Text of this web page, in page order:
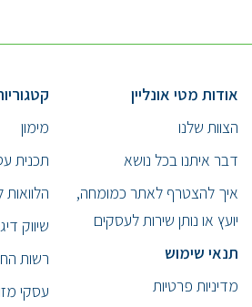
אודות מטי אונליין
הצוות שלנו
דבר איתנו בכל נושא
איך להצטרף לאתר כמומחה,
יועץ או נותן שירות לעסקים
תנאי שימוש
מדיניות פרטיות
מימון
תכנית
שיווק
רשות
עסקי